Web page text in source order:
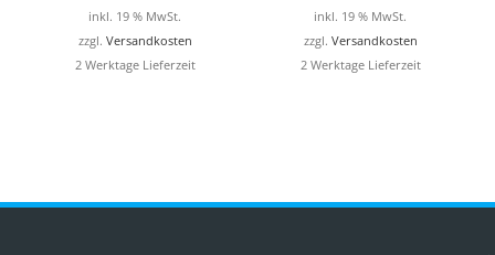
inkl. 19 % MwSt.
zzgl. Versandkosten
2 Werktage Lieferzeit
inkl. 19 % MwSt.
zzgl. Versandkosten
2 Werktage Lieferzeit